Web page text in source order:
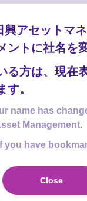
額12,000円の
っては、10,000
ャーが、割高に
円は割高とは言
のは「今後、上が
てはじめて、そ
は簡単なことで
計るのではなく
びりスタンス」
興アセットマ
ントに社名を
る方は、現在
。
name has
Management.
you have
Close